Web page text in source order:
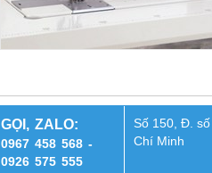
GỌI, ZALO:
0967 458 568 -
0926 575 555
Số 150, Đ.
Chí Minh